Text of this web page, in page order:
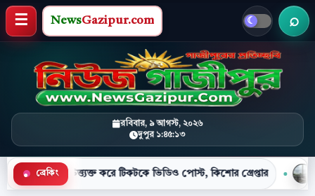
রবিবার, ৯ আগস্ট, ২০২৬
দুপুর ১:৪৫:১৪
মেনু খুলুন
NewsGazipur.com
● ব্রেকিং
করে টিকটকে ভিডিও পোস্ট, কিশোর গ্রেপ্তার মহাসড়কের